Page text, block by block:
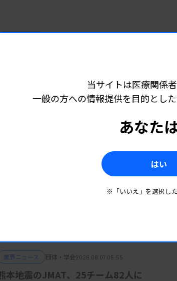
ー（8月6〜7日）に出展する。他に、在宅
向けて活動を強化することも示した。
木秀明氏（富士フイルム和光純薬）が理
日臨技、被災2病院に検査技師派遣
業界ニュース 団体・学会2026.08.07 05:55
本地震のJMAT、25チーム82人に
当サイトは医療関係
一般の方への情報提供を目的とし
あなた
はい
※「いいえ」を選択し